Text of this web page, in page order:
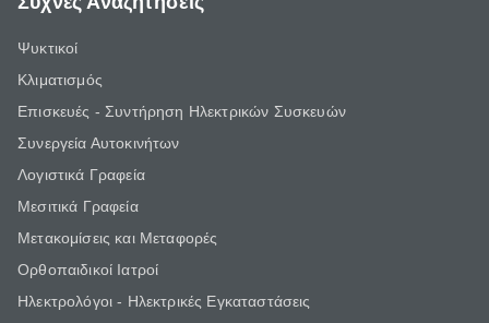
Ψυκτικοί
Κλιματισμός
Επισκευές - Συντήρηση Ηλεκτρικών Συσκευών
Συνεργεία Αυτοκινήτων
Λογιστικά Γραφεία
Μεσιτικά Γραφεία
Μετακομίσεις και Μεταφορές
Ορθοπαιδικοί Ιατροί
Ηλεκτρολόγοι - Ηλεκτρικές Εγκαταστάσεις